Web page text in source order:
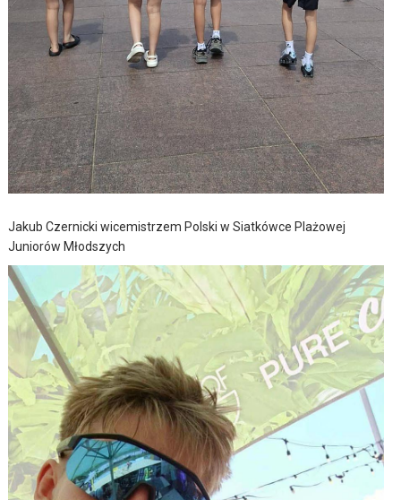
Jakub Czernicki wicemistrzem Polski w Siatkówce Plażowej
Juniorów Młodszych